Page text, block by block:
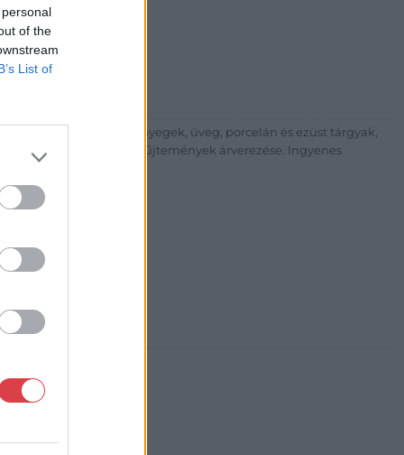
of the
List of
és Aukciósház Kft.
Balaton utca 8.
6000 +361 4756005
bútorok, szőnyegek, üveg, porcelán és ezüst tárgyak,
Hagyatékok és gyűjtemények árverezése. Ingyenes